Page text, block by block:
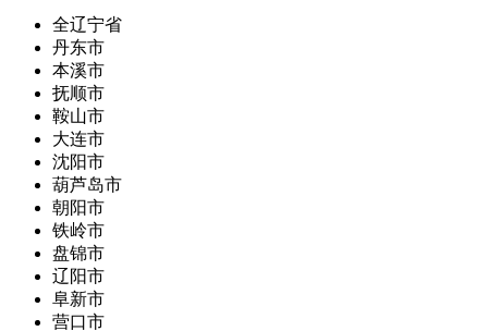
全辽宁省
丹东市
本溪市
抚顺市
鞍山市
大连市
沈阳市
葫芦岛市
朝阳市
铁岭市
盘锦市
辽阳市
阜新市
营口市